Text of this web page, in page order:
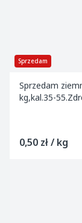
Sprzedam
Sprzedam
kg,kal.35-
0,50 zł / kg